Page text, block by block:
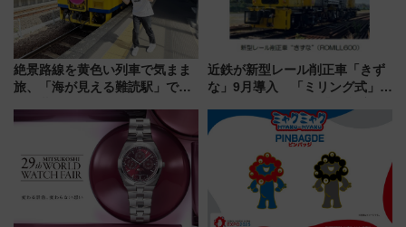
絶景路線を黄色い列車で気まま
旅、「海が見える難読駅」で幸
「新・鉄道ひとり旅」279回目
の舞台は「島原鉄道」
近鉄が新型レール削正車「きず
な」9月導入 「ミリング式」採
化！安全性や乗り心地の向上に
貢献するだけでなく、全線区で
活躍するための仕組みも